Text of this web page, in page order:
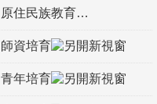
原住民族教育
師資培育
青年培育